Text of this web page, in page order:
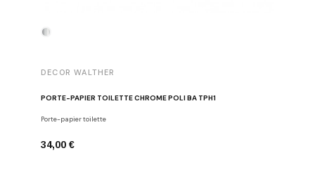
DECOR WALTHER
PORTE-PAPIER TOILETTE CHROME POLI BA TPH1
Porte-papier toilette
34,00 €